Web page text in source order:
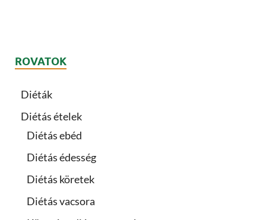
ROVATOK
Diéták
Diétás ételek
Diétás ebéd
Diétás édesség
Diétás köretek
Diétás vacsora